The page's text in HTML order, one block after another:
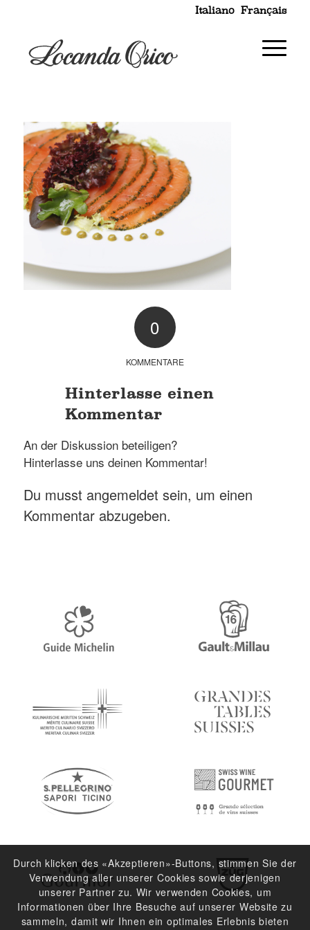
Italiano Français
0
KOMMENTARE
Hinterlasse einen
Kommentar
An der Diskussion beteiligen?
Hinterlasse uns deinen Kommentar!
Du musst angemeldet sein, um einen
Kommentar abzugeben.
Durch klicken des «Akzeptieren»-Buttons, stimmen Sie der
Verwendung aller unserer Cookies sowie derjenigen
unserer Partner zu. Wir verwenden Cookies, um
Informationen über Ihre Besuche auf unserer Website zu
sammeln, damit wir Ihnen ein optimales Erlebnis bieten